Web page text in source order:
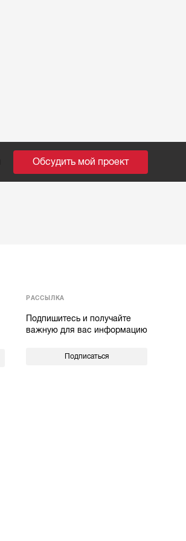
Обсудить мой проект
РАССЫЛКА
Подпишитесь и получайте
важную для вас информацию
Подписаться